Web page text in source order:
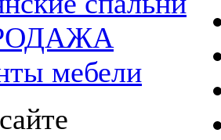
мебели